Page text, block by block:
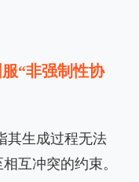
“非强制性协
其生成过程无法
互冲突的约束。